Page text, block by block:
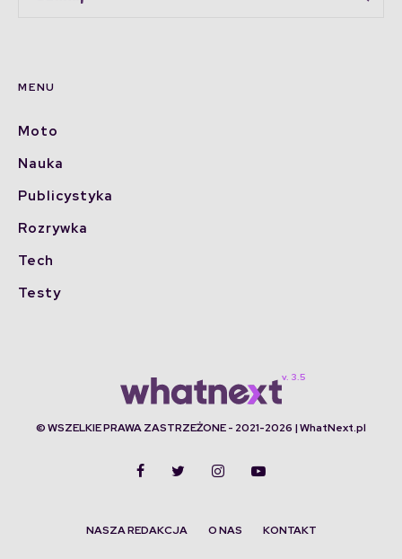
MENU
Moto
Nauka
Publicystyka
Rozrywka
Tech
Testy
© WSZELKIE PRAWA ZASTRZEŻONE - 2021-2026 | WhatNext.pl
NASZA REDAKCJA O NAS KONTAKT